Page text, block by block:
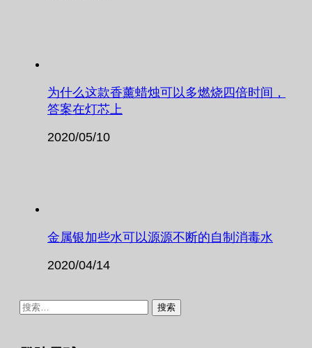
为什么这款香薰蜡烛可以多燃烧四倍时间，
答案在灯芯上
2020/05/10
金属银加些水可以源源不断的自制消毒水
2020/04/14
搜